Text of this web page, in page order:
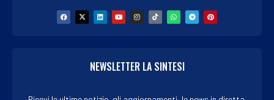
NEWSLETTER LA SINTESI